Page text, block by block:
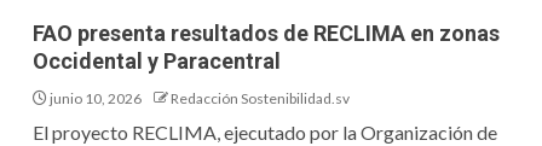
FAO presenta resultados de RECLIMA en zonas
Occidental y Paracentral
junio 10, 2026 Redacción Sostenibilidad.sv
El proyecto RECLIMA, ejecutado por la Organización de